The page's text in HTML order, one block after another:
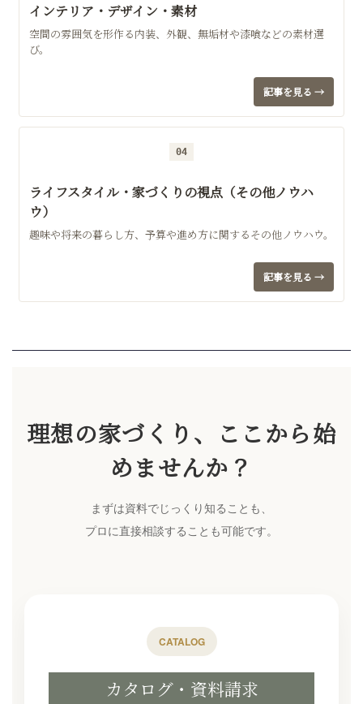
インテリア・デザイン・素材
空間の雰囲気を形作る内装、外観、無垢材や漆喰などの素材選
び。
記事を見る →
04
ライフスタイル・家づくりの視点（その他ノウハ
ウ）
趣味や将来の暮らし方、予算や進め方に関するその他ノウハウ。
記事を見る →
理想の家づくり、ここから始
めませんか？
まずは資料でじっくり知ることも、
プロに直接相談することも可能です。
CATALOG
カタログ・資料請求